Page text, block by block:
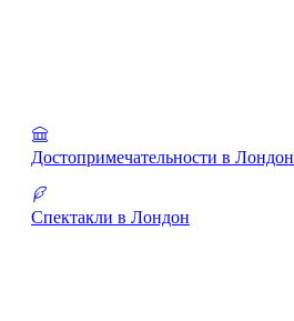
Достопримечательности в Лондон
Спектакли в Лондон